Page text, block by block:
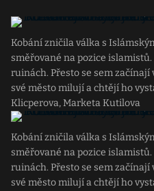
Kobání zničila válka s
směřované na pozice
ruinách. Přesto se sem začínají
své město milují a chtějí ho
Klicperova, Marketa Kutilova
Kobání zničila válka s
směřované na pozice
ruinách. Přesto se sem začínají
své město milují a chtějí ho